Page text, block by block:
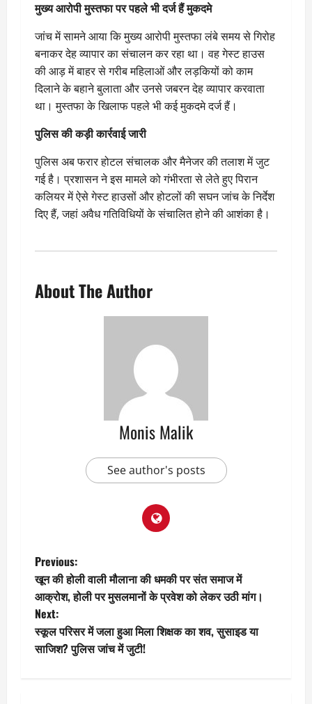
मुख्य आरोपी मुस्तफा पर पहले भी दर्ज हैं मुकदमे
जांच में सामने आया कि मुख्य आरोपी मुस्तफा लंबे समय से गिरोह
बनाकर देह व्यापार का संचालन कर रहा था। वह गेस्ट हाउस
की आड़ में बाहर से गरीब महिलाओं और लड़कियों को काम
दिलाने के बहाने बुलाता और उनसे जबरन देह व्यापार करवाता
था। मुस्तफा के खिलाफ पहले भी कई मुकदमे दर्ज हैं।
पुलिस की कड़ी कार्रवाई जारी
पुलिस अब फरार होटल संचालक और मैनेजर की तलाश में जुट
गई है। प्रशासन ने इस मामले को गंभीरता से लेते हुए पिरान
कलियर में ऐसे गेस्ट हाउसों और होटलों की सघन जांच के निर्देश
दिए हैं, जहां अवैध गतिविधियों के संचालित होने की आशंका है।
About The Author
Monis Malik
See author's posts
P
o
s
t
Previous:
खून की होली वाली मौलाना की धमकी पर संत समाज में
आक्रोश, होली पर मुसलमानों के प्रवेश को लेकर उठी मांग।
Next:
स्कूल परिसर में जला हुआ मिला शिक्षक का शव, सुसाइड या
साजिश? पुलिस जांच में जुटी!